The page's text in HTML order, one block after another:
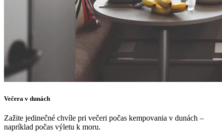
Večera v dunách
Zažite jedinečné chvíle pri večeri počas kempovania v dunách –
napríklad počas výletu k moru.